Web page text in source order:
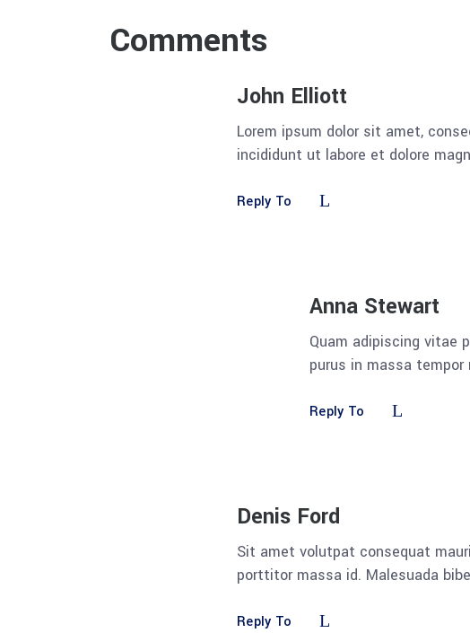
Comments
John Elliott
Lorem ipsum dolor sit amet,
incididunt ut labore et dolore
Reply To
Anna Stewart
Quam adipiscing vitae
purus in massa
Reply To
Denis Ford
Sit amet volutpat consequat
porttitor massa id. Malesuada
Reply To